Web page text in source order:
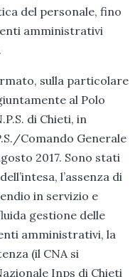
del personale, fino
amministrativi
sulla particolare
al Polo
di Chieti, in
Comando Generale
2017. Sono stati
l’assenza di
in servizio e
gestione delle
amministrativi, la
(il CNA si
Inps di Chieti